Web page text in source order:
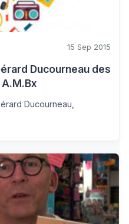
15 Sep 2015
Ducourneau des
Ducourneau,